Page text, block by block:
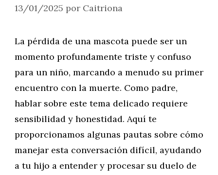
13/01/2025 por Caitriona
La pérdida de una mascota puede ser un
momento profundamente triste y confuso
para un niño, marcando a menudo su primer
encuentro con la muerte. Como padre,
hablar sobre este tema delicado requiere
sensibilidad y honestidad. Aquí te
proporcionamos algunas pautas sobre cómo
manejar esta conversación difícil, ayudando
a tu hijo a entender y procesar su duelo de